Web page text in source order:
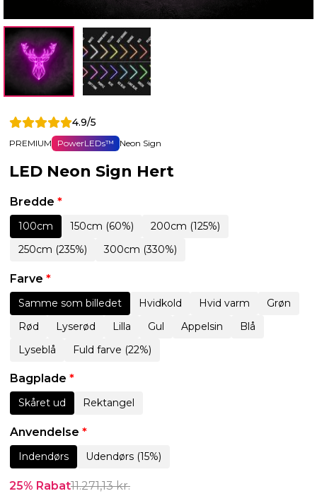
4.9/5
PREMIUM PowerLEDs™ Neon Sign
LED Neon Sign Hert
Bredde *
100cm 150cm (60%)
200cm (125%)
250cm (235%)
300cm (330%)
Farve *
Samme som billedet Hvidkold Hvid varm
Grøn
Rød
Lyserød Lilla Gul Appelsin
Blå
Lyseblå
Fuld farve (22%)
Bagplade *
Skåret ud Rektangel
Anvendelse *
Indendørs Udendørs (15%)
25% Rabat11.271,13kr.